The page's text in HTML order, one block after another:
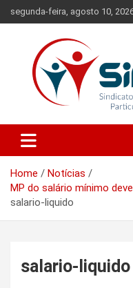
to
segunda-feira, agosto 10,
Sinproep-DF
Ensino do Distrito Federal
Home
Notícias
MP do salário mínimo
salario-liquido
salario-liquido